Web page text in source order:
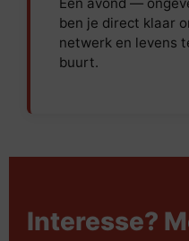
ben je direct klaar
netwerk en levens
buurt.
Interesse?